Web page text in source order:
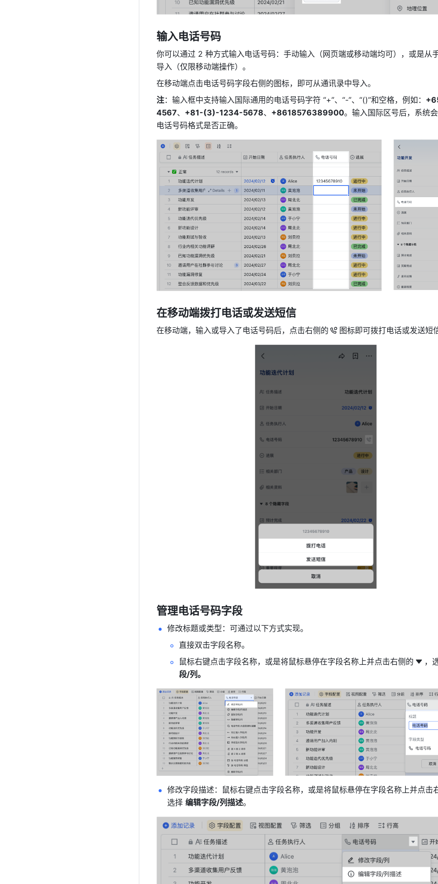
输入电话号码
你可以通过 2 种方式输入电话号码：手动输入（网页端或移动端均可），或是从
导入（仅限移动端操作）。
在移动端点击电话号码字段右侧的图标，即可从通讯录中导入。
注：输入框中支持输入国际通用的电话号码字符 “+”、“-”、“()”和空格，例如：
4567、 +81-(3)-1234-5678、 +8618576389900。输入国际区号后，系统
电话号码格式是否正确。
在移动端拨打电话或发送短信
在移动端，输入或导入了电话号码后，点击右侧的 图标即可拨打电话或发送短
管理电话号码字段
修改标题或类型：可通过以下方式实现。
直接双击字段名称。
鼠标右键点击字段名称，或是将鼠标悬停在字段名称上并点击右侧的
，
段/列。
修改字段描述：鼠标右键点击字段名称，或是将鼠标悬停在字段名称上并点击
选择 编辑字段/列描述。